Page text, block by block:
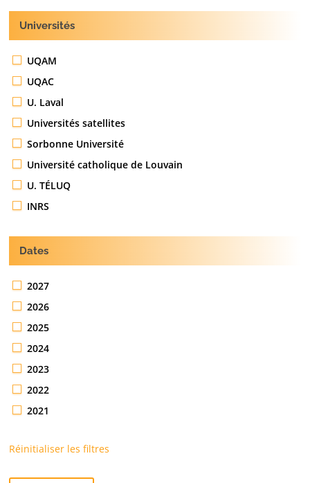
Universités
UQAM
UQAC
U. Laval
Universités satellites
Sorbonne Université
Université catholique de Louvain
U. TÉLUQ
INRS
Dates
2027
2026
2025
2024
2023
2022
2021
Réinitialiser les filtres